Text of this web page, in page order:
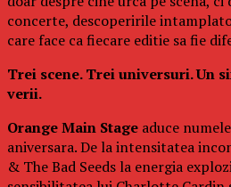
concerte, descoperirile
care face ca fiecare editie sa fie
Trei scene. Trei universuri. Un
verii.
Orange Main Stage aduce
aniversara. De la intensitatea
& The Bad Seeds la energia